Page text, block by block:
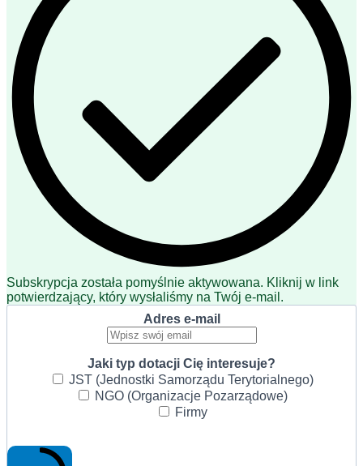
Subskrypcja została pomyślnie aktywowana. Kliknij w link
potwierdzający, który wysłaliśmy na Twój e-mail.
Adres e-mail
Jaki typ dotacji Cię interesuje?
JST (Jednostki Samorządu Terytorialnego)
NGO (Organizacje Pozarządowe)
Firmy